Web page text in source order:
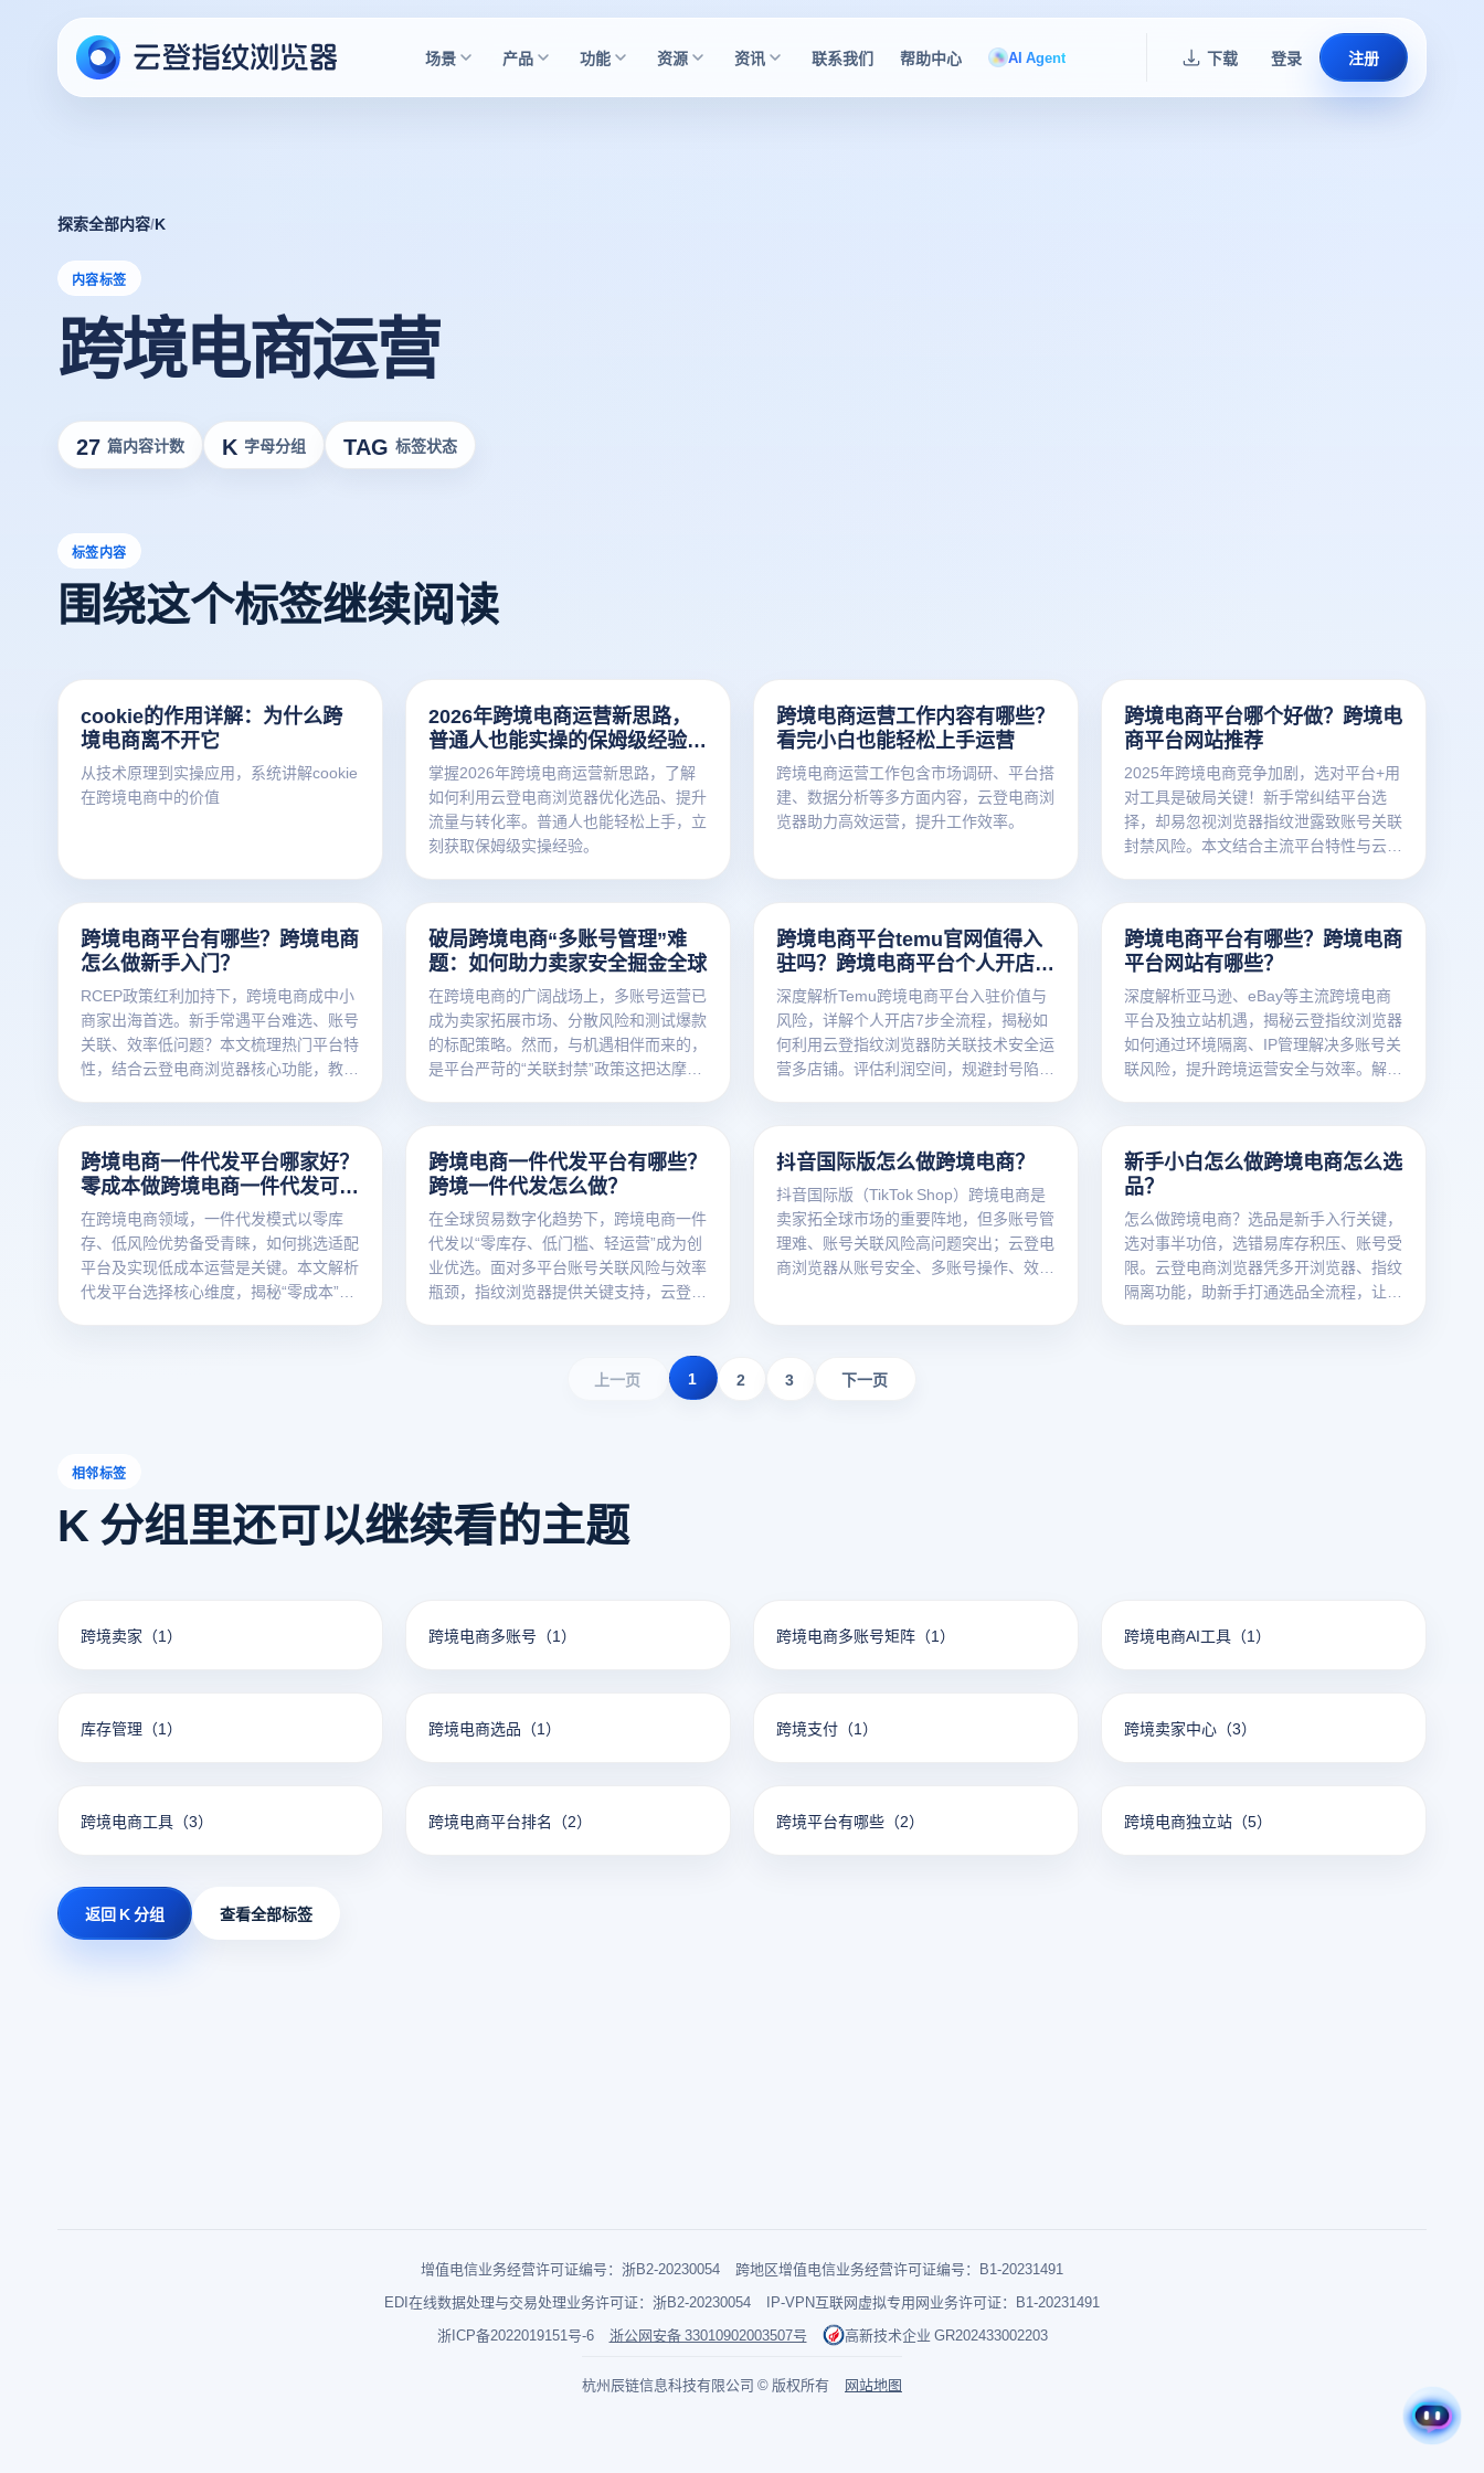
场景 产品 功能 资源 资讯 联系我们 帮助中心 AI Agent 下载 登录 注册
探索全部内容/K
内容标签
跨境电商运营
27 篇内容计数 K 字母分组 TAG 标签状态
标签内容
围绕这个标签继续阅读
cookie的作用详解：为什么跨
境电商离不开它
从技术原理到实操应用，系统讲解cookie
在跨境电商中的价值
2026年跨境电商运营新思路，
普通人也能实操的保姆级经验分
享
掌握2026年跨境电商运营新思路，了解
如何利用云登电商浏览器优化选品、提升
流量与转化率。普通人也能轻松上手，立
刻获取保姆级实操经验。
跨境电商运营工作内容有哪些？
看完小白也能轻松上手运营
跨境电商运营工作包含市场调研、平台搭
建、数据分析等多方面内容，云登电商浏
览器助力高效运营，提升工作效率。
跨境电商平台哪个好做？跨境电
商平台网站推荐
2025年跨境电商竞争加剧，选对平台+用
对工具是破局关键！新手常纠结平台选
择，却易忽视浏览器指纹泄露致账号关联
封禁风险。本文结合主流平台特性与云登
跨境电商平台有哪些？跨境电商
怎么做新手入门？
RCEP政策红利加持下，跨境电商成中小
商家出海首选。新手常遇平台难选、账号
关联、效率低问题？本文梳理热门平台特
性，结合云登电商浏览器核心功能，教你
破局跨境电商“多账号管理”难
题：如何助力卖家安全掘金全球
在跨境电商的广阔战场上，多账号运营已
成为卖家拓展市场、分散风险和测试爆款
的标配策略。然而，与机遇相伴而来的，
是平台严苛的“关联封禁”政策这把达摩克
跨境电商平台temu官网值得入
驻吗？跨境电商平台个人开店流
程全解
深度解析Temu跨境电商平台入驻价值与
风险，详解个人开店7步全流程，揭秘如
何利用云登指纹浏览器防关联技术安全运
营多店铺。评估利润空间，规避封号陷
跨境电商平台有哪些？跨境电商
平台网站有哪些？
深度解析亚马逊、eBay等主流跨境电商
平台及独立站机遇，揭秘云登指纹浏览器
如何通过环境隔离、IP管理解决多账号关
联风险，提升跨境运营安全与效率。解锁
跨境电商一件代发平台哪家好？
零成本做跨境电商一件代发可以
吗？
在跨境电商领域，一件代发模式以零库
存、低风险优势备受青睐，如何挑选适配
平台及实现低成本运营是关键。本文解析
代发平台选择核心维度，揭秘“零成本”入
跨境电商一件代发平台有哪些？
跨境一件代发怎么做？
在全球贸易数字化趋势下，跨境电商一件
代发以“零库存、低门槛、轻运营”成为创
业优选。面对多平台账号关联风险与效率
瓶颈，指纹浏览器提供关键支持，云登电
抖音国际版怎么做跨境电商？
抖音国际版（TikTok Shop）跨境电商是
卖家拓全球市场的重要阵地，但多账号管
理难、账号关联风险高问题突出；云登电
商浏览器从账号安全、多账号操作、效率
新手小白怎么做跨境电商怎么选
品？
怎么做跨境电商？选品是新手入行关键，
选对事半功倍，选错易库存积压、账号受
限。云登电商浏览器凭多开浏览器、指纹
隔离功能，助新手打通选品全流程，让选
上一页 1 2 3 下一页
相邻标签
K 分组里还可以继续看的主题
跨境卖家 （1） 跨境电商多账号 （1） 跨境电商多账号矩阵 （1） 跨境电商AI工具 （1）
库存管理 （1） 跨境电商选品 （1） 跨境支付 （1） 跨境卖家中心 （3）
跨境电商工具 （3） 跨境电商平台排名 （2） 跨境平台有哪些 （2） 跨境电商独立站 （5）
返回 K 分组 查看全部标签
增值电信业务经营许可证编号：浙B2-20230054
跨地区增值电信业务经营许可证编号：B1-20231491
EDI在线数据处理与交易处理业务许可证：浙B2-20230054
IP-VPN互联网虚拟专用网业务许可证：B1-20231491
浙ICP备2022019151号-6
浙公网安备 33010902003507号 高新技术企业 GR202433002203
杭州辰链信息科技有限公司 © 版权所有 网站地图